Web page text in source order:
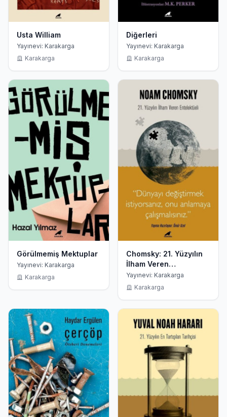
Usta William
Yayınevi: Karakarga
Karakarga
Diğerleri
Yayınevi: Karakarga
Karakarga
Görülmemiş Mektuplar
Yayınevi: Karakarga
Karakarga
Chomsky: 21. Yüzyılın
İlham Veren
Entelektüeli
Yayınevi: Karakarga
Karakarga